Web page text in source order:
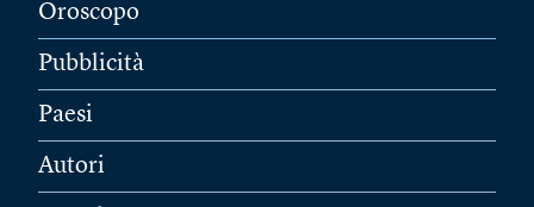
Oroscopo
Pubblicità
Paesi
Autori